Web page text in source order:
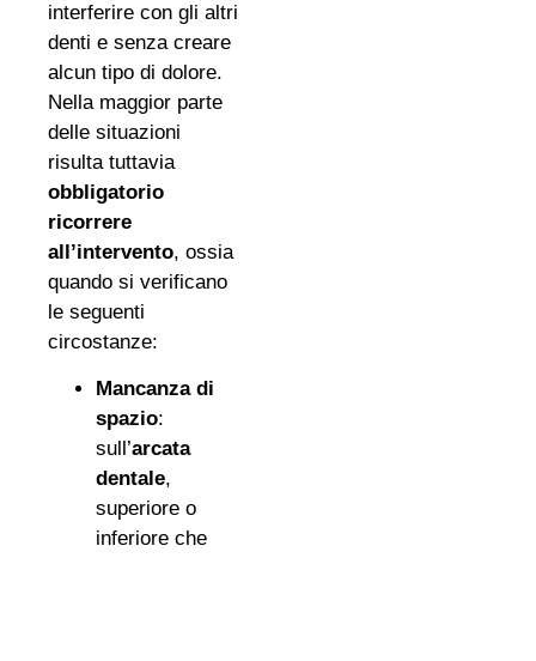
interferire con gli altri
denti e senza creare
alcun tipo di dolore.
Nella maggior parte
delle situazioni
risulta tuttavia
obbligatorio
ricorrere
all’intervento, ossia
quando si verificano
le seguenti
circostanze:
Mancanza di
spazio:
sull’arcata
dentale,
superiore o
inferiore che